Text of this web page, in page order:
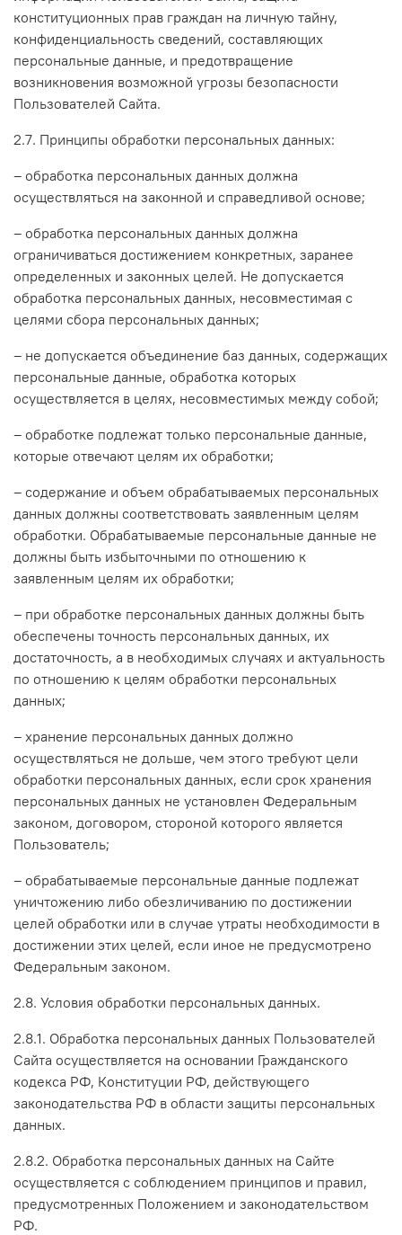
конституционных прав граждан на личную тайну,
конфиденциальность сведений, составляющих
персональные данные, и предотвращение
возникновения возможной угрозы безопасности
Пользователей Сайта.
2.7. Принципы обработки персональных данных:
– обработка персональных данных должна
осуществляться на законной и справедливой основе;
– обработка персональных данных должна
ограничиваться достижением конкретных, заранее
определенных и законных целей. Не допускается
обработка персональных данных, несовместимая с
целями сбора персональных данных;
– не допускается объединение баз данных, содержащих
персональные данные, обработка которых
осуществляется в целях, несовместимых между собой;
– обработке подлежат только персональные данные,
которые отвечают целям их обработки;
– содержание и объем обрабатываемых персональных
данных должны соответствовать заявленным целям
обработки. Обрабатываемые персональные данные не
должны быть избыточными по отношению к
заявленным целям их обработки;
– при обработке персональных данных должны быть
обеспечены точность персональных данных, их
достаточность, а в необходимых случаях и актуальность
по отношению к целям обработки персональных
данных;
– хранение персональных данных должно
осуществляться не дольше, чем этого требуют цели
обработки персональных данных, если срок хранения
персональных данных не установлен Федеральным
законом, договором, стороной которого является
Пользователь;
– обрабатываемые персональные данные подлежат
уничтожению либо обезличиванию по достижении
целей обработки или в случае утраты необходимости в
достижении этих целей, если иное не предусмотрено
Федеральным законом.
2.8. Условия обработки персональных данных.
2.8.1. Обработка персональных данных Пользователей
Сайта осуществляется на основании Гражданского
кодекса РФ, Конституции РФ, действующего
законодательства РФ в области защиты персональных
данных.
2.8.2. Обработка персональных данных на Сайте
осуществляется с соблюдением принципов и правил,
предусмотренных Положением и законодательством
РФ.